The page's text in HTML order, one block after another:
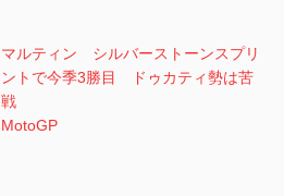
マルティン シルバーストーンスプリ
ントで今季3勝目 ドゥカティ勢は苦
戦
MotoGP